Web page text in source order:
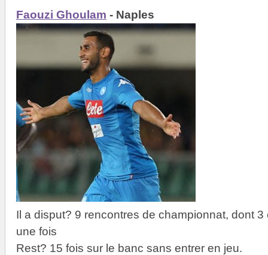
Faouzi Ghoulam - Naples
Il a disput? 9 rencontres de championnat, dont
une fois
Rest? 15 fois sur le banc sans entrer en jeu.